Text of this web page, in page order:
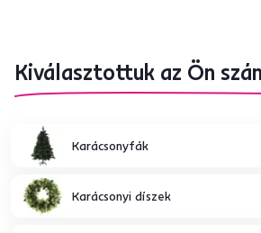
Kiválasztottuk az Ön
Karácsonyfák
Karácsonyi díszek